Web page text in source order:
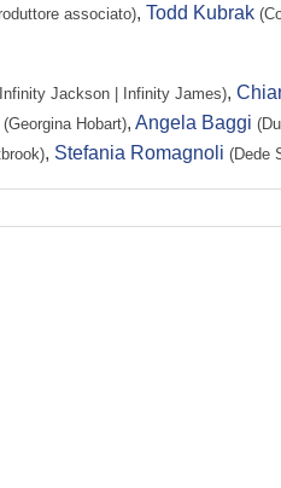
Lisbeth Sloan
...
Mr. Happ
...
Cameriera
...
Detective
...
Ufficiale McKay |
associato), Todd Kubrak
Jackson | Infinity James),
(Georgina Hobart), Angela Baggi
, Stefania Romagnoli (Dede